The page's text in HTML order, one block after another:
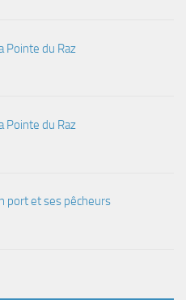
Pointe du Raz
Pointe du Raz
port et ses pêcheurs